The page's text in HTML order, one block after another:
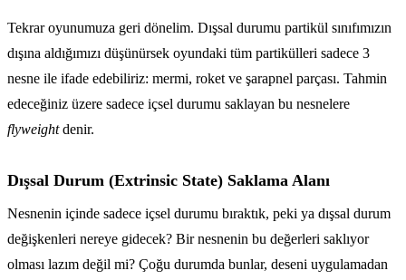
Tekrar oyunumuza geri dönelim. Dışsal durumu partikül sınıfımızın
dışına aldığımızı düşünürsek oyundaki tüm partikülleri sadece 3
nesne ile ifade edebiliriz: mermi, roket ve şarapnel parçası. Tahmin
edeceğiniz üzere sadece içsel durumu saklayan bu nesnelere
flyweightdenir.
Dışsal Durum (Extrinsic State) Saklama Alanı
Nesnenin içinde sadece içsel durumu bıraktık, peki ya dışsal durum
değişkenleri nereye gidecek? Bir nesnenin bu değerleri saklıyor
olması lazım değil mi? Çoğu durumda bunlar, deseni uygulamadan